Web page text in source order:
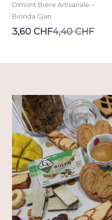
Dimont Bière Artisanale –
Bionda Gjan
3,60 CHFCompare
4,40 CHF